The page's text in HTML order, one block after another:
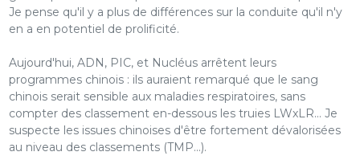
Je pense qu'il y a plus de différences sur la conduite qu'il n'y
en a en potentiel de prolificité.
Aujourd'hui, ADN, PIC, et Nucléus arrêtent leurs
programmes chinois : ils auraient remarqué que le sang
chinois serait sensible aux maladies respiratoires, sans
compter des classement en-dessous les truies LWxLR... Je
suspecte les issues chinoises d'être fortement dévalorisées
au niveau des classements (TMP...).